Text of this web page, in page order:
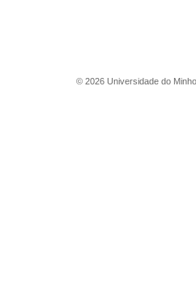
© 2026 Universidade do Minho